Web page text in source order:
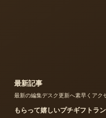
最新記事
最新の編集デスク更新へ素早くアク
もらって嬉しいプチギフトラ